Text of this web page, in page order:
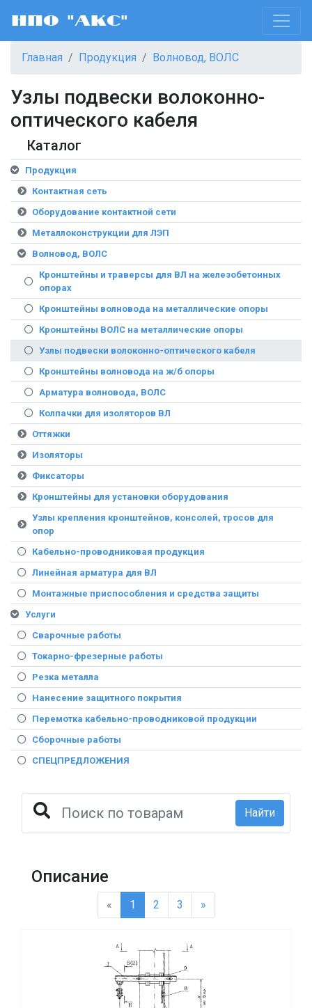
НПО "АКС"
Главная Продукция Волновод, ВОЛС
Узлы подвески волоконно-
оптического кабеля
Каталог
Продукция
Контактная сеть
Оборудование контактной сети
Металлоконструкции для ЛЭП
Волновод, ВОЛС
Кронштейны и траверсы для ВЛ на железобетонных
опорах
Кронштейны волновода на металлические опоры
Кронштейны ВОЛС на металлические опоры
Узлы подвески волоконно-оптического кабеля
Кронштейны волновода на ж/б опоры
Арматура волновода, ВОЛС
Колпачки для изоляторов ВЛ
Оттяжки
Изоляторы
Фиксаторы
Кронштейны для установки оборудования
Узлы крепления кронштейнов, консолей, тросов для
опор
Кабельно-проводниковая продукция
Линейная арматура для ВЛ
Монтажные приспособления и средства защиты
Услуги
Сварочные работы
Токарно-фрезерные работы
Резка металла
Нанесение защитного покрытия
Перемотка кабельно-проводниковой продукции
Сборочные работы
СПЕЦПРЕДЛОЖЕНИЯ
Найти
Описание
« 1 2 3 »